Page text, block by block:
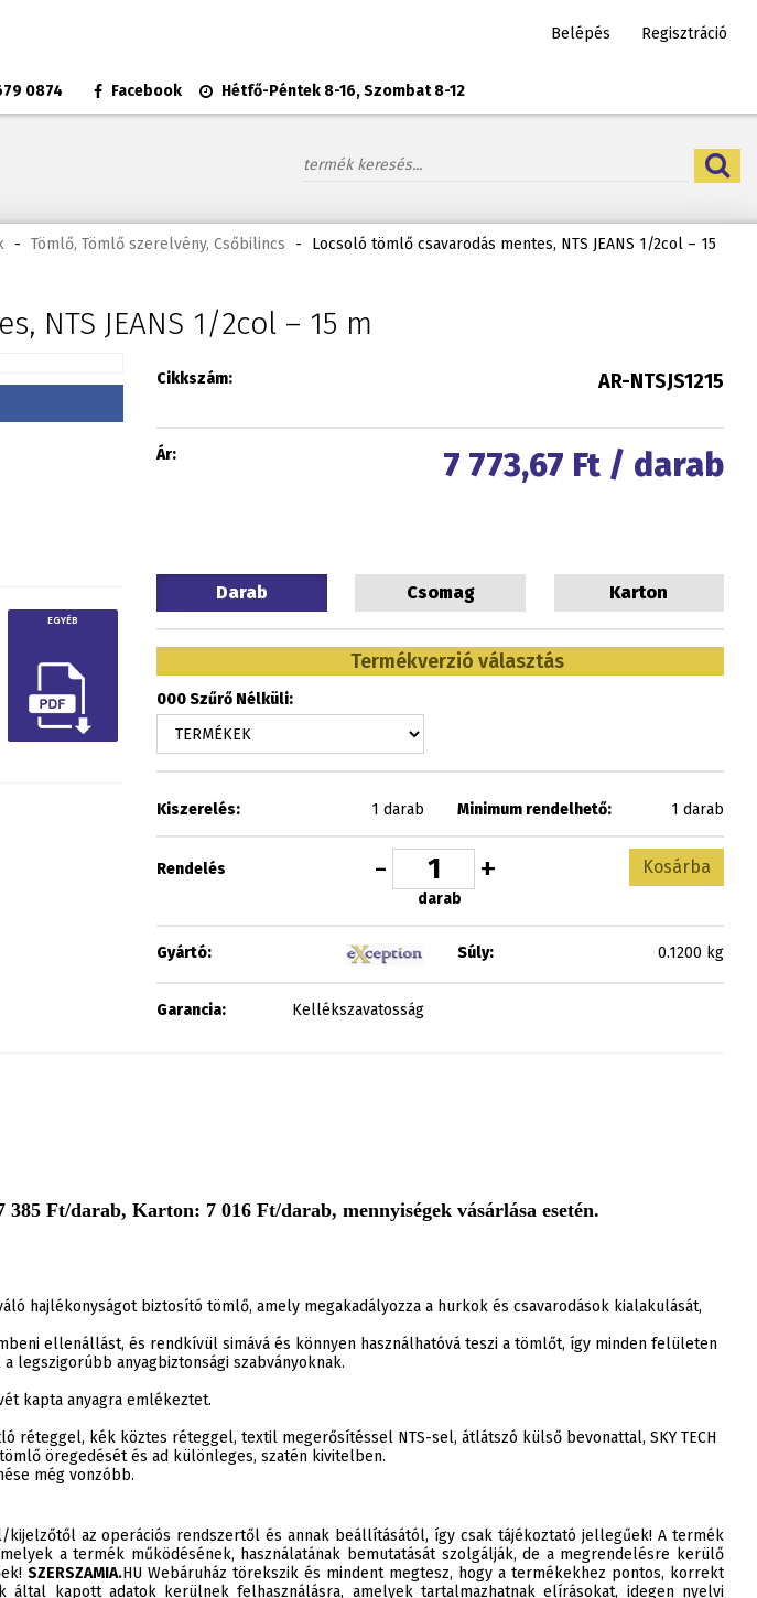
Belépés Regisztráció
0874 Facebook Hétfő-Péntek 8-16, Szombat 8-12
- Tömlő, Tömlő szerelvény, Csőbilincs -
Locsoló tömlő csavarodás mentes, NTS JEANS 1/2col – 15
NTS JEANS 1/2col – 15 m
EGYÉB
Cikkszám: AR-NTSJS1215
Ár: 7 773,67 Ft / darab
Darab Csomag Karton
Termékverzió választás
000 Szűrő Nélküli:
Kiszerelés: 1 darab Minimum rendelhető: 1 darab
Rendelés - +
darab
Kosárba
Gyártó: Súly: 0.1200 kg
Garancia: Kellékszavatosság
Ft/darab, Karton: 7 016 Ft/darab, mennyiségek vásárlása esetén.
hajlékonyságot biztosító tömlő, amely megakadályozza a hurkok és csavarodások kialakulását,
ellenállást, és rendkívül simává és könnyen használhatóvá teszi a tömlőt, így minden felületen
legszigorúbb anyagbiztonsági szabványoknak.
kapta anyagra emlékeztet.
réteggel, kék köztes réteggel, textil megerősítéssel NTS-sel, átlátszó külső bevonattal, SKY TECH
öregedését és ad különleges, szatén kivitelben.
még vonzóbb.
az operációs rendszertől és annak beállításától, így csak tájékoztató jellegűek! A termék
a termék működésének, használatának bemutatását szolgálják, de a megrendelésre kerülő
SZERSZAMIA.HU Webáruház törekszik és mindent megtesz, hogy a termékekhez pontos, korrekt
kapott adatok kerülnek felhasználásra, amelyek tartalmazhatnak elírásokat, idegen nyelvi